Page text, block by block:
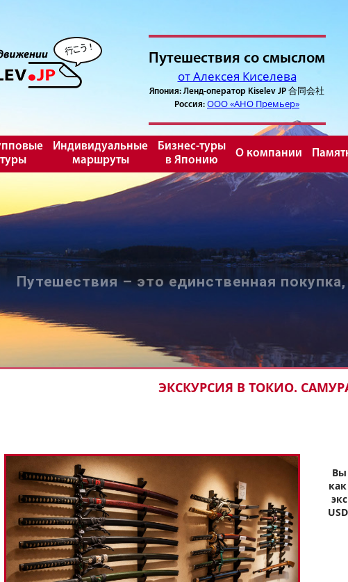
Путешествия со смыслом
от Алексея Киселева
Япония: Ленд-оператор Kiselev JP 合同会社
Россия: ООО «АНО Премьер»
туры
Индивидуальные
маршруты
Бизнес-туры
в Японию
О компании
Путешествия – это единственная
ЭКСКУРСИЯ В ТОКИО.
Вы